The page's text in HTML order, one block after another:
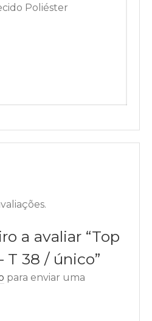
Poliéster
a avaliar “Top
T 38 / único”
para enviar uma